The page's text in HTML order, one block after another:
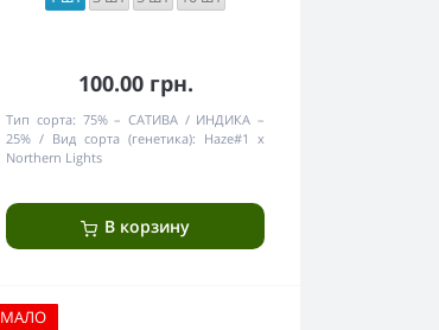
100.00 грн.
Тип сорта: 75% – САТИВА / ИНДИКА –
25%
Вид сорта (генетика): Haze#1 x
Northern Lights
В корзину
МАЛО